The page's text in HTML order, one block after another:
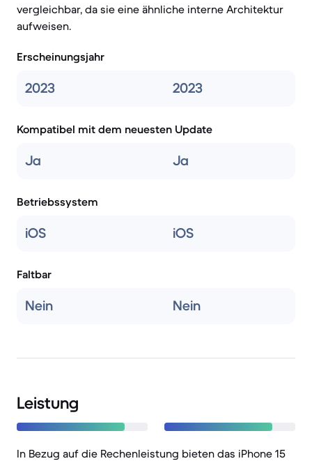
vergleichbar, da sie eine ähnliche interne Architektur
aufweisen.
Erscheinungsjahr
2023 2023
Kompatibel mit dem neuesten Update
Ja Ja
Betriebssystem
iOS iOS
Faltbar
Nein Nein
Leistung
In Bezug auf die Rechenleistung bieten das iPhone 15